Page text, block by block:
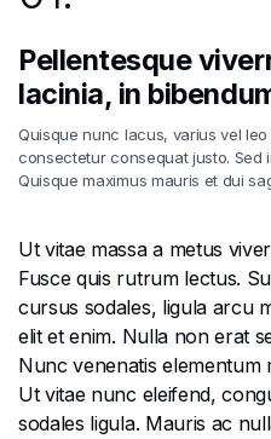
Pellentesque
lacinia, in
Quisque nunc lacus, varius vel
consectetur consequat justo. Sed
Quisque maximus mauris et dui
Ut vitae massa a metus
Fusce quis rutrum lectus.
cursus sodales, ligula arcu
elit et enim. Nulla non erat
Nunc venenatis elementum
Ut vitae nunc eleifend,
sodales ligula. Mauris ac